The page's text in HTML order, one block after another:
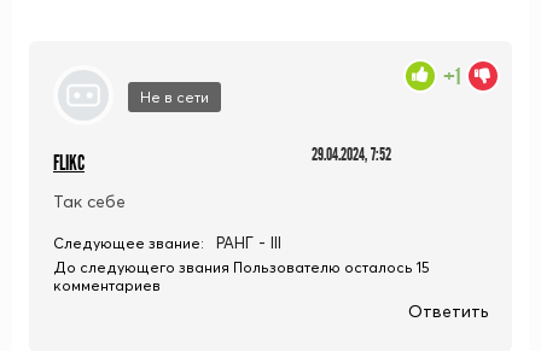
Не в сети
FLIKC 29.04.2024, 7:52
Так себе
+1
Следующее звание: РАНГ - III
До следующего звания Пользователю осталось 15
комментариев
Ответить